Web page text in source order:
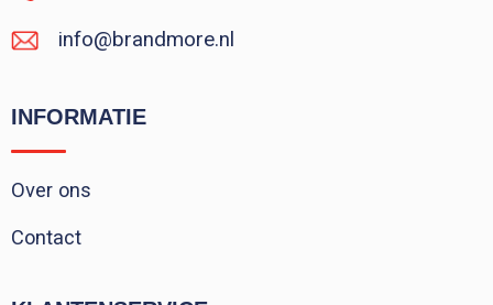
info@brandmore.nl
INFORMATIE
Over ons
Contact